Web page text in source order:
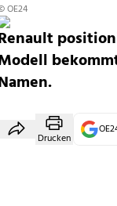
OE24
Drucken